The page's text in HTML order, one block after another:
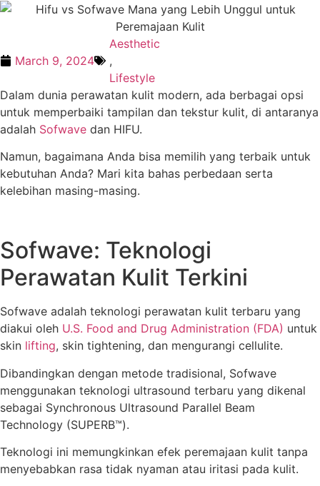
March 9, 2024
Aesthetic
,
Lifestyle
Dalam dunia perawatan kulit modern, ada berbagai opsi
untuk memperbaiki tampilan dan tekstur kulit, di antaranya
adalah Sofwave dan HIFU.
Namun, bagaimana Anda bisa memilih yang terbaik untuk
kebutuhan Anda? Mari kita bahas perbedaan serta
kelebihan masing-masing.
Sofwave: Teknologi
Perawatan Kulit Terkini
Sofwave adalah teknologi perawatan kulit terbaru yang
diakui oleh U.S. Food and Drug Administration (FDA) untuk
skin lifting, skin tightening, dan mengurangi cellulite.
Dibandingkan dengan metode tradisional, Sofwave
menggunakan teknologi ultrasound terbaru yang dikenal
sebagai Synchronous Ultrasound Parallel Beam
Technology (SUPERB™).
Teknologi ini memungkinkan efek peremajaan kulit tanpa
menyebabkan rasa tidak nyaman atau iritasi pada kulit.